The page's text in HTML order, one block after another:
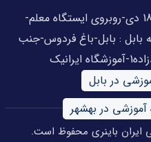
شعبه ساری : ساری-خیابان 18 دی-روبروی ایستگاه معلم-
بابل : بابل-باغ فردوس-جنب
در بابل
آموزشی در بهشهر